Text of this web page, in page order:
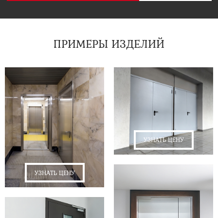
ПРИМЕРЫ ИЗДЕЛИЙ
УЗНАТЬ ЦЕНУ
УЗНАТЬ ЦЕНУ